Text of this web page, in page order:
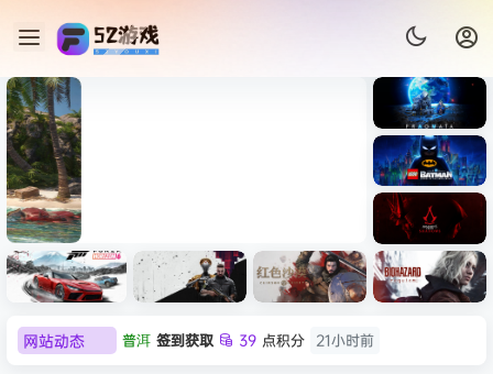
Light ）免安装中文版
《识质存
在/PRAG
MATA》
免安装中
文版
《乐高蝙
蝠侠：黑
暗骑士之
网站动态 普洱 签到获取 39 点积分
21小时前